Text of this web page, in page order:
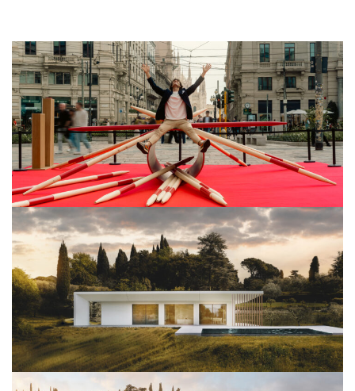
Milano Design Week 2026
View Project
Architettura
View Project
Architettura